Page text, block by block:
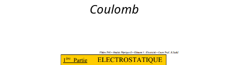
Coulomb